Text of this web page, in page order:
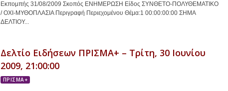
Εκπομπής 31/08/2009 Σκοπός ΕΝΗΜΕΡΩΣΗ Είδος ΣΥΝΘΕΤΟ-ΠΟΛΥΘΕΜΑΤΙΚΟ
/ ΟΧΙ-ΜΥΘΟΠΛΑΣΙΑ Περιγραφή Περιεχομένου Θέμα:1 00:00:00:00 ΣΗΜΑ
ΔΕΛΤΙΟΥ...
Δελτίο Ειδήσεων ΠΡΙΣΜΑ+ – Τρίτη, 30 Ιουνίου
2009, 21:00:00
ΠΡΙΣΜΑ+